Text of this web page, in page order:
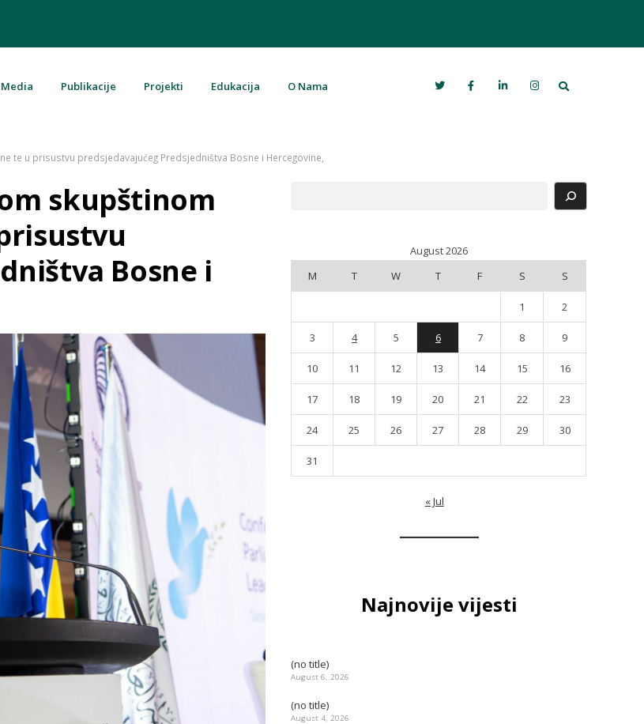
Media Publikacije Projekti Edukacija O Nama Search
te u prisustvu predsjedavajućeg Predsjedništva Bosne i Hercegovine,
skupštinom
Bosne i
August 2026
M
T W T F S S
1 2
3 4 5 6 7 8 9
10 11 12 13 14 15 16
17 18 19 20 21 22 23
24 25 26 27 28 29 30
31
« Jul
Najnovije vijesti
(no title)
August 6, 2026
(no title)
August 4, 2026